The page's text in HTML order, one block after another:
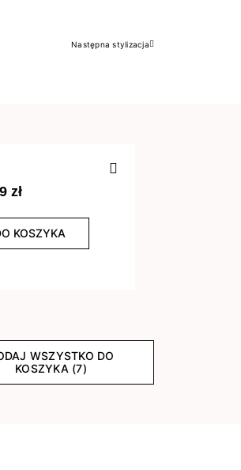
Następny
Następna stylizacja
zł
KOSZYKA
WSZYSTKO DO
KOSZYKA (7)